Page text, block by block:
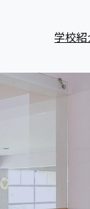
学校